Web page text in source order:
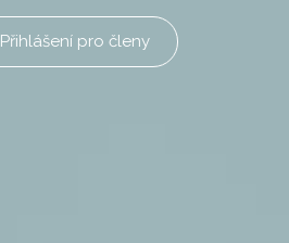
Přihlášení pro členy